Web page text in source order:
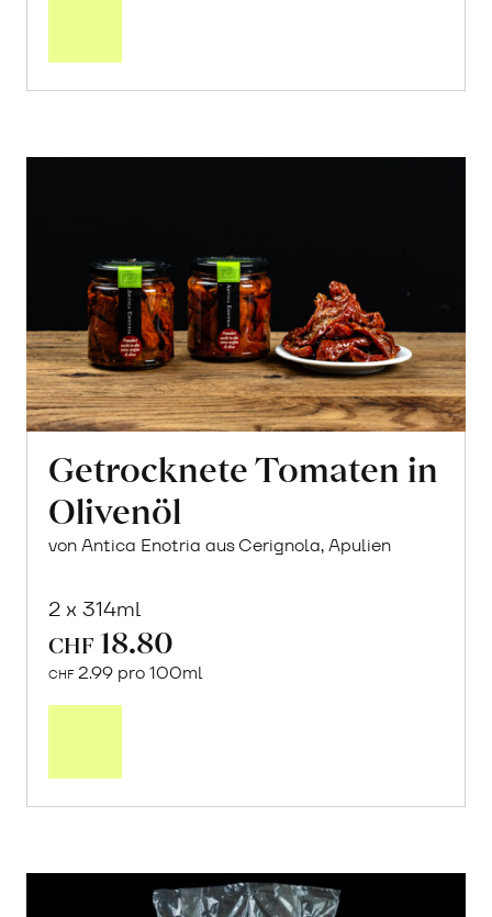
Getrocknete Tomaten in
Olivenöl
von Antica Enotria aus Cerignola, Apulien
2 x 314ml
CHF 18.80
CHF 2.99 pro 100ml